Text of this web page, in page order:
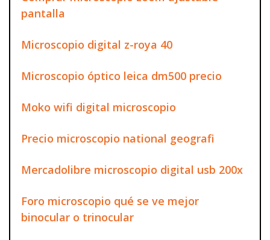
pantalla
Microscopio digital z-roya 40
Microscopio óptico leica dm500 precio
Moko wifi digital microscopio
Precio microscopio national geografi
Mercadolibre microscopio digital usb 200x
Foro microscopio qué se ve mejor
binocular o trinocular